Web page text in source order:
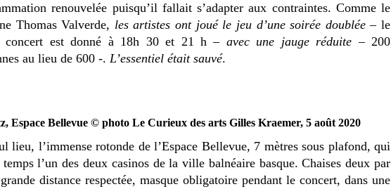
renouvelée puisqu’il fallait s’adapter aux contraintes. Comme le
Thomas Valverde, les artistes ont joué le jeu d’une soirée doublée– le
concert est donné à 18h 30 et 21 h – avec une jauge réduite – 200
au lieu de 600 -. L’essentiel était sauvé.
Espace Bellevue © photo Le Curieux des arts Gilles Kraemer, 5 août 2020
lieu, l’immense rotonde de l’Espace Bellevue, 7 mètres sous plafond, qui
l’un des deux casinos de la ville balnéaire basque. Chaises deux par
distance respectée, masque obligatoire pendant le concert, dans une